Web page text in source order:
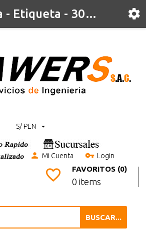
S/ PEN
Mi Cuenta Login
FAVORITOS (0)
0 items
BUSCAR...
Búsqueda - Etiqueta - 30pin